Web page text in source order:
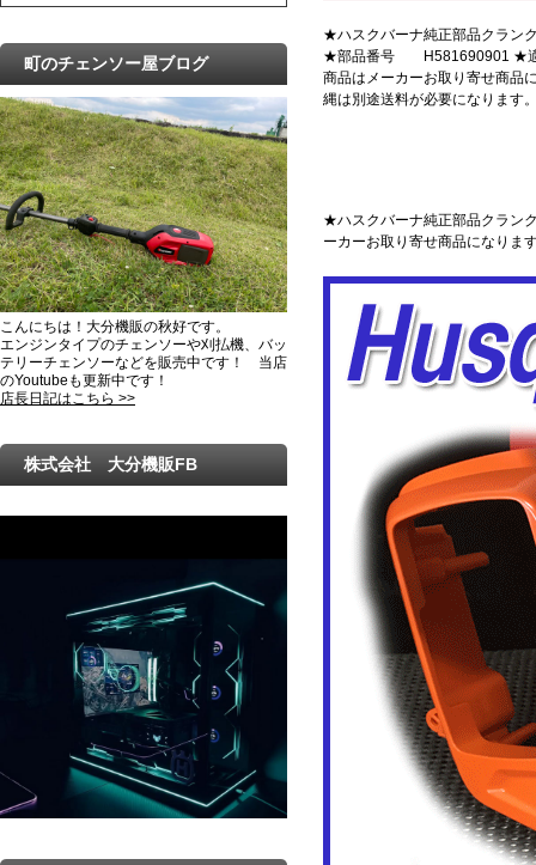
★ハスクバーナ純正部品クラン
★部品番号 H581690901 ★
商品はメーカーお取り寄せ商品
縄は別途送料が必要になります
★ハスクバーナ純正部品クラ
ーカーお取り寄せ商品になりま
町のチェンソー屋ブログ
こんにちは！大分機販の秋好です。
エンジンタイプのチェンソーや刈払機、バッ
テリーチェンソーなどを販売中です！ 当店
のYoutubeも更新中です！
店長日記はこちら >>
株式会社 大分機販FB